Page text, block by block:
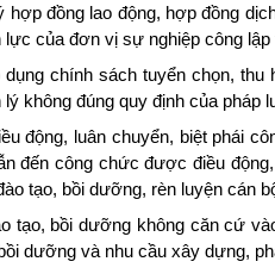
hợp đồng lao động, hợp đồng
lực của đơn vị sự nghiệp công
dụng chính sách tuyển chọn,
lý không đúng quy định của pháp
động, luân chuyển, biệt phái
đến công chức được điều
tạo, bồi dưỡng, rèn luyện cán
tạo, bồi dưỡng không căn cứ
dưỡng và nhu cầu xây dựng,